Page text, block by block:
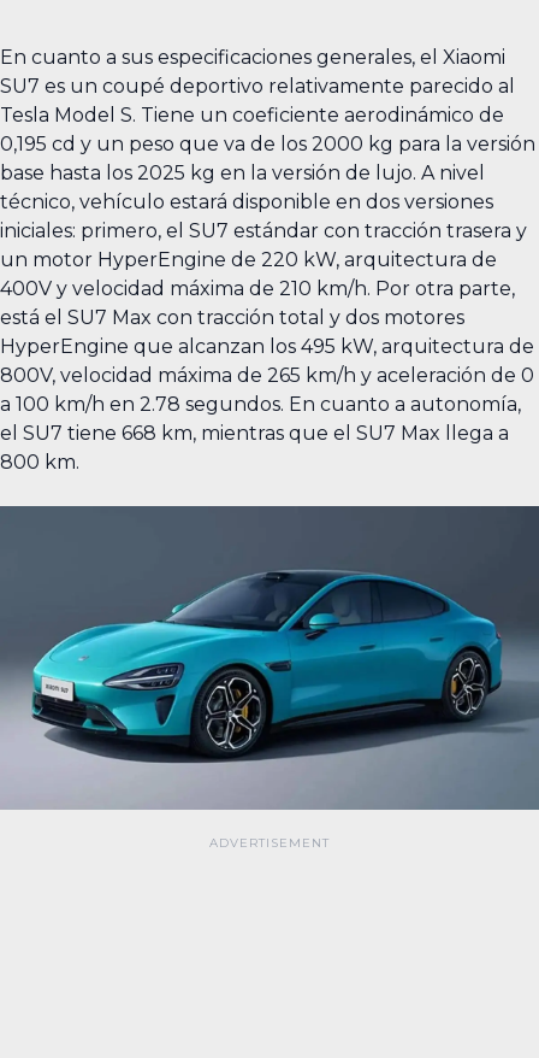
En cuanto a sus especificaciones generales, el Xiaomi
SU7 es un coupé deportivo relativamente parecido al
Tesla Model S. Tiene un coeficiente aerodinámico de
0,195 cd y un peso que va de los 2000 kg para la versión
base hasta los 2025 kg en la versión de lujo. A nivel
técnico, vehículo estará disponible en dos versiones
iniciales: primero, el SU7 estándar con tracción trasera y
un motor HyperEngine de 220 kW, arquitectura de
400V y velocidad máxima de 210 km/h. Por otra parte,
está el SU7 Max con tracción total y dos motores
HyperEngine que alcanzan los 495 kW, arquitectura de
800V, velocidad máxima de 265 km/h y aceleración de 0
a 100 km/h en 2.78 segundos. En cuanto a autonomía,
el SU7 tiene 668 km, mientras que el SU7 Max llega a
800 km.